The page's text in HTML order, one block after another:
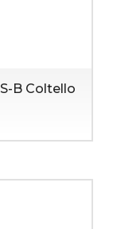
B Coltello